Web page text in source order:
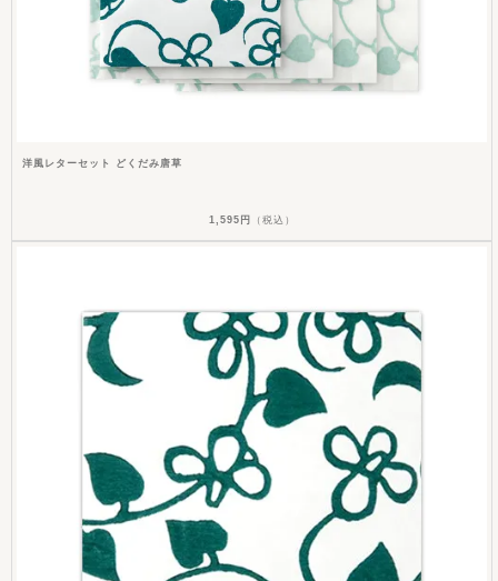
洋風レターセット どくだみ唐草
1,595円 （税込）